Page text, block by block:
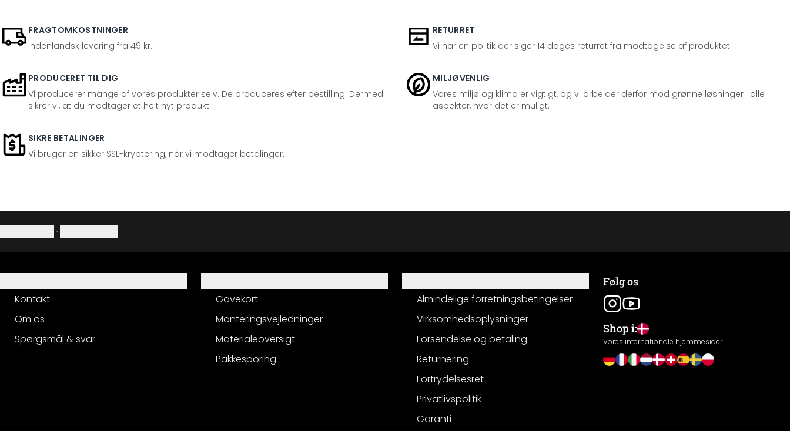
FRAGTOMKOSTNINGER
Indenlandsk levering fra 49 kr..
RETURRET
Vi har en politik der siger 14 dages returret fra modtagelse af produktet.
PRODUCERET TIL DIG
Vi producerer mange af vores produkter selv. De produceres efter bestilling. Dermed
sikrer vi, at du modtager et helt nyt produkt.
MILJØVENLIG
Vores miljø og klima er vigtigt, og vi arbejder derfor mod grønne løsninger i alle
aspekter, hvor det er muligt.
SIKRE BETALINGER
Vi bruger en sikker SSL-kryptering, når vi modtager betalinger.
·
Kontakt
Om os
Spørgsmål & svar
Gavekort
Monteringsvejledninger
Materialeoversigt
Pakkesporing
Almindelige forretningsbetingelser
Virksomhedsoplysninger
Forsendelse og betaling
Returnering
Fortrydelsesret
Privatlivspolitik
Garanti
Følg os
Shop i:
Vores internationale hjemmesider